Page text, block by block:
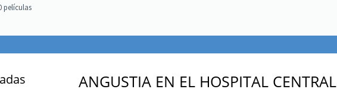
películas
ANGUSTIA EN EL HOSPITAL CENTRAL